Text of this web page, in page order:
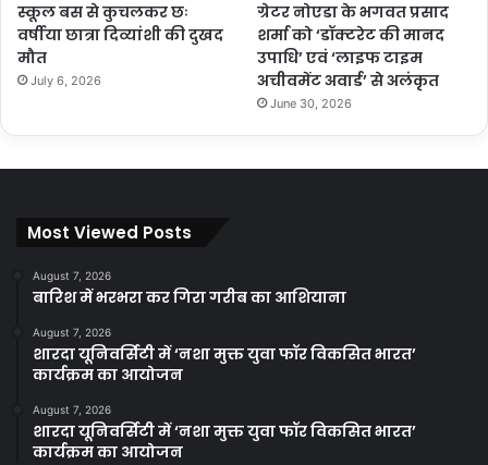
स्कूल बस से कुचलकर छः
वर्षीया छात्रा दिव्यांशी की दुखद
मौत
July 6, 2026
ग्रेटर नोएडा के भगवत प्रसाद
शर्मा को ‘डॉक्टरेट की मानद
उपाधि’ एवं ‘लाइफ टाइम
अचीवमेंट अवार्ड’ से अलंकृत
June 30, 2026
Most Viewed Posts
August 7, 2026
बारिश में भरभरा कर गिरा गरीब का आशियाना
August 7, 2026
शारदा यूनिवर्सिटी में ‘नशा मुक्त युवा फॉर विकसित भारत’
कार्यक्रम का आयोजन
August 7, 2026
शारदा यूनिवर्सिटी में ‘नशा मुक्त युवा फॉर विकसित भारत’
कार्यक्रम का आयोजन